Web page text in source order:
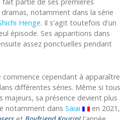
notamment dans la série
Henge. Il s'agit toutefois d'un
épisode. Ses apparitions dans
assez ponctuelles pendant
commence cependant à apparaître
différentes séries. Même si tous
majeurs, sa présence devient plus
notamment dans Saiai
en 2021,